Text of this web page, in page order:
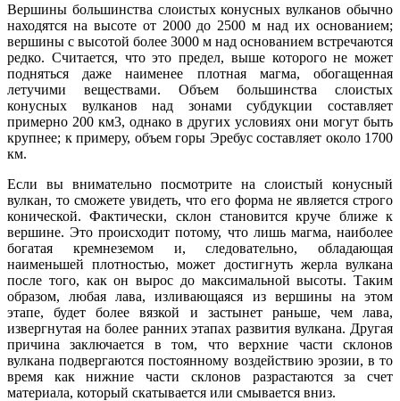
Вершины большинства слоистых конусных вулканов обычно
находятся на высоте от 2000 до 2500 м над их основанием;
вершины с высотой более 3000 м над основанием встречаются
редко. Считается, что это предел, выше которого не может
подняться даже наименее плотная магма, обогащенная
летучими веществами. Объем большинства слоистых
конусных вулканов над зонами субдукции составляет
примерно 200 км3, однако в других условиях они могут быть
крупнее; к примеру, объем горы Эребус составляет около 1700
км.
Если вы внимательно посмотрите на слоистый конусный
вулкан, то сможете увидеть, что его форма не является строго
конической. Фактически, склон становится круче ближе к
вершине. Это происходит потому, что лишь магма, наиболее
богатая кремнеземом и, следовательно, обладающая
наименьшей плотностью, может достигнуть жерла вулкана
после того, как он вырос до максимальной высоты. Таким
образом, любая лава, изливающаяся из вершины на этом
этапе, будет более вязкой и застынет раньше, чем лава,
извергнутая на более ранних этапах развития вулкана. Другая
причина заключается в том, что верхние части склонов
вулкана подвергаются постоянному воздействию эрозии, в то
время как нижние части склонов разрастаются за счет
материала, который скатывается или смывается вниз.